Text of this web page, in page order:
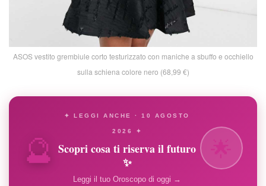
ASOS vestito grembiule corto testurizzato con maniche a sbuffo e occhiello
sulla schiena colore nero (68,99 €)
🔮
✦ LEGGI ANCHE · 10 AGOSTO
2026 ✦
Scopri cosa ti riserva il futuro
✨
Leggi il tuo Oroscopo di oggi →